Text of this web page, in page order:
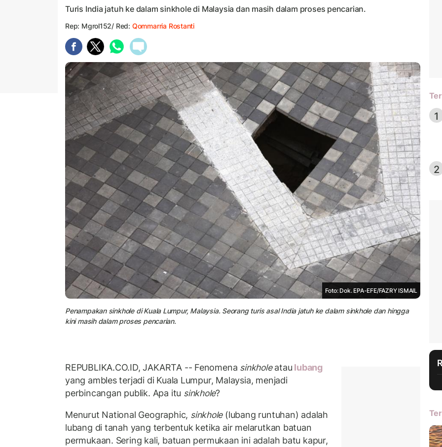
Turis India jatuh ke dalam sinkhole di Malaysia dan masih dalam proses pencarian.
Rep: Mgrol152/ Red: Qommarria Rostanti
Foto: Dok. EPA-EFE/FAZRY ISMAIL
Penampakan sinkhole di Kuala Lumpur, Malaysia. Seorang turis asal India jatuh ke dalam sinkhole dan hingga
kini masih dalam proses pencarian.
REPUBLIKA.CO.ID, JAKARTA -- Fenomena sinkholeatau lubang
yang ambles terjadi di Kuala Lumpur, Malaysia, menjadi
perbincangan publik. Apa itu sinkhole?
Menurut National Geographic, sinkhole(lubang runtuhan) adalah
lubang di tanah yang terbentuk ketika air melarutkan batuan
permukaan. Sering kali, batuan permukaan ini adalah batu kapur,
1
2